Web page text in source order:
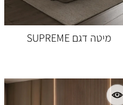
מיטה דגם SUPREME